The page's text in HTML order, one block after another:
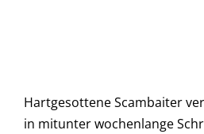
Hartgesottene Scambaiter
in mitunter wochenlange